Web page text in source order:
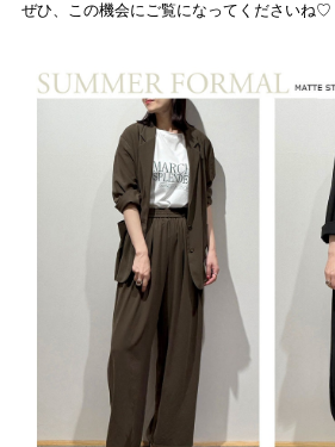
ぜひ、この機会にご覧になってくださいね♡